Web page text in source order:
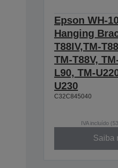
Epson WH-
Hanging
T88IV,TM-
TM-T88V,
L90, TM-
U230
C32C845040
IVA incluído
Saiba